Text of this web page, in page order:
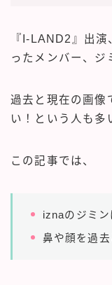
『I-LAND2』出
ったメンバー、ジ
過去と現在の画像
い！という人も多
この記事では、
iznaのジミ
鼻や顔を過